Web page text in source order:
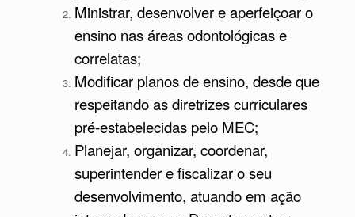
Ministrar, desenvolver e aperfeiçoar o
ensino nas áreas odontológicas e
correlatas;
Modificar planos de ensino, desde que
respeitando as diretrizes curriculares
pré-estabelecidas pelo MEC;
Planejar, organizar, coordenar,
superintender e fiscalizar o seu
desenvolvimento, atuando em ação